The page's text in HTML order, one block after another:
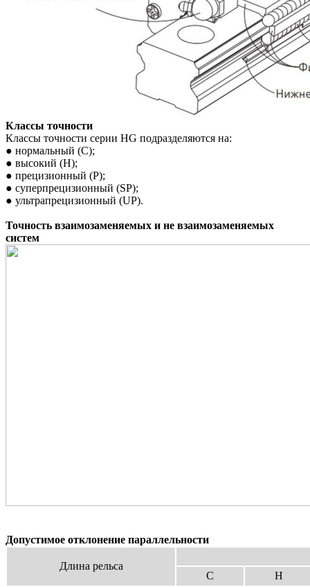
Классы точности
Классы точности серии HG подразделяются на:
● нормальный (С);
● высокий (Н);
● прецизионный (P);
● суперпрецизионный (SP);
● ультрапрецизионный (UP).
Точность взаимозаменяемых и не взаимозаменяемых
систем
Допустимое отклонение параллельности
Длина рельса
C
H